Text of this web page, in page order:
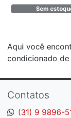
Sem
Aqui você
condicionado
Contatos
(31) 9 9896-